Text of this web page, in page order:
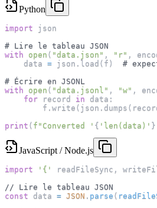
Python
import json
# Lire le tableau JSON
with
open ( "data.json" , "r" ,
    data
= json . load ( f )
#
# Écrire en JSONL
with
open ( "data.jsonl" , "w" ,
for record in data :
        f
. write ( json . dumps (
print ( f"Converted ' { 'len(data)' }
JavaScript / Node.js
import '{' readFileSync ,
// Lire le tableau JSON
const data = JSON . parse (